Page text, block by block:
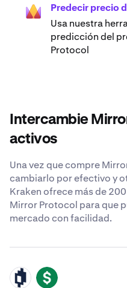
Predecir precio
Usa nuestra
predicción del
Protocol
Intercambie
activos
Una vez que compre
cambiarlo por efectivo y
Kraken ofrece más de
Mirror Protocol para que
mercado con facilidad.
MIR USD